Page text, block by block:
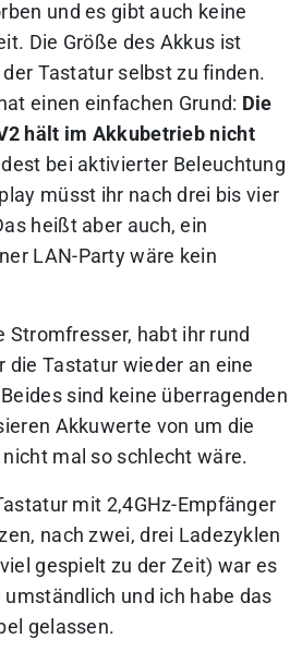
und es gibt auch keine
Die Größe des Akkus ist
Tastatur selbst zu finden.
einen einfachen Grund: Die
hält im Akkubetrieb nicht
bei aktivierter Beleuchtung
müsst ihr nach drei bis vier
heißt aber auch, ein
LAN-Party wäre kein
Stromfresser, habt ihr rund
die Tastatur wieder an eine
sind keine überragenden
Akkuwerte von um die
mal so schlecht wäre.
mit 2,4GHz-Empfänger
nach zwei, drei Ladezyklen
gespielt zu der Zeit) war es
und ich habe das
gelassen.